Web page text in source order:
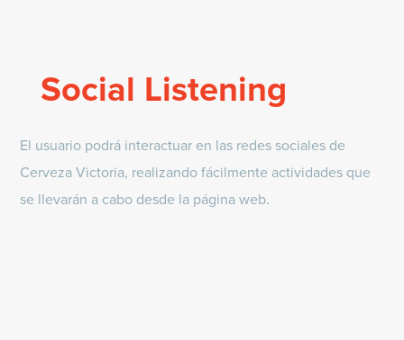
Social Listening
El usuario podrá interactuar en las redes sociales de
Cerveza Victoria, realizando fácilmente actividades que
se llevarán a cabo desde la página web.